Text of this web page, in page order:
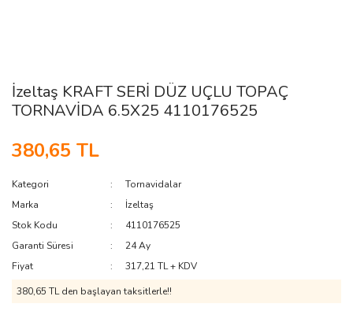
İzeltaş KRAFT SERİ DÜZ UÇLU TOPAÇ
TORNAVİDA 6.5X25 4110176525
380,65 TL
Kategori
Tornavidalar
Marka
İzeltaş
Stok Kodu
4110176525
Garanti Süresi
24 Ay
Fiyat
317,21 TL + KDV
380,65 TL den başlayan taksitlerle!!